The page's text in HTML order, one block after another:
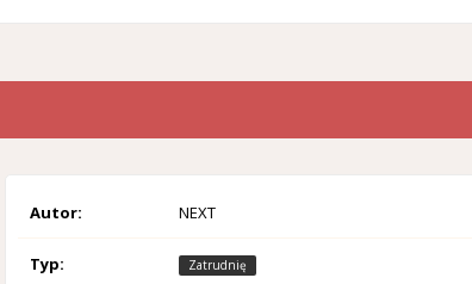
Autor: NEXT
Typ: Zatrudnię